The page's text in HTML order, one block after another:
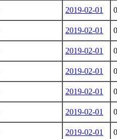
2019-02-01
2019-02-01
2019-02-01
2019-02-01
2019-02-01
2019-02-01
2019-02-01